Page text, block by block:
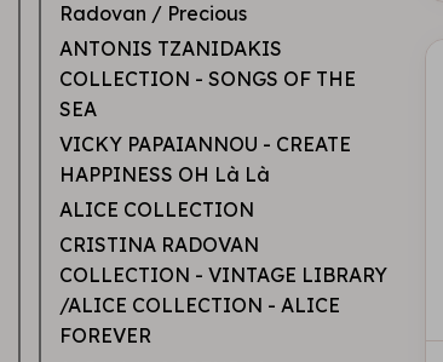
Radovan / Precious
ANTONIS TZANIDAKIS
COLLECTION - SONGS OF THE
SEA
VICKY PAPAIANNOU - CREATE
HAPPINESS OH Là Là
ALICE COLLECTION
CRISTINA RADOVAN
COLLECTION - VINTAGE LIBRARY
/ALICE COLLECTION - ALICE
FOREVER